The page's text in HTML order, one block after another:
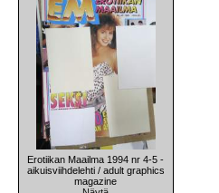
Erotiikan Maailma 1994 nr 4-5 -
aikuisviihdelehti / adult graphics
magazine